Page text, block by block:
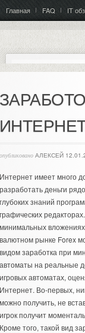
Главная FAQ IT
АЛЕКСЕЙ
имеет много
деньги
знаний
рынке Forex
заработка при
на реальные
автоматах,
Во-первых,
получить, не
получит
того, такой вид